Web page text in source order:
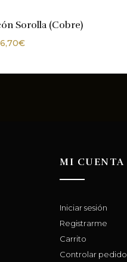
Sorolla (Cobre)
€
MI CUENTA
Iniciar sesión
Registrarme
Carrito
Controlar pedido